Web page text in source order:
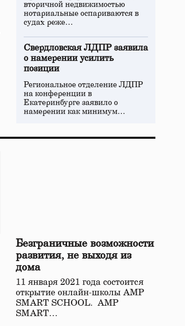
вторичной недвижимостью
нотариальные оспариваются в
судах реже…
Свердловская ЛДПР заявила
о намерении усилить
позиции
Региональное отделение ЛДПР
на конференции в
Екатеринбурге заявило о
намерении как минимум…
Безграничные возможности
развития, не выходя из
дома
11 января 2021 года состоится
открытие онлайн-школы АМР
SMART SCHOOL. АМР
SMART…